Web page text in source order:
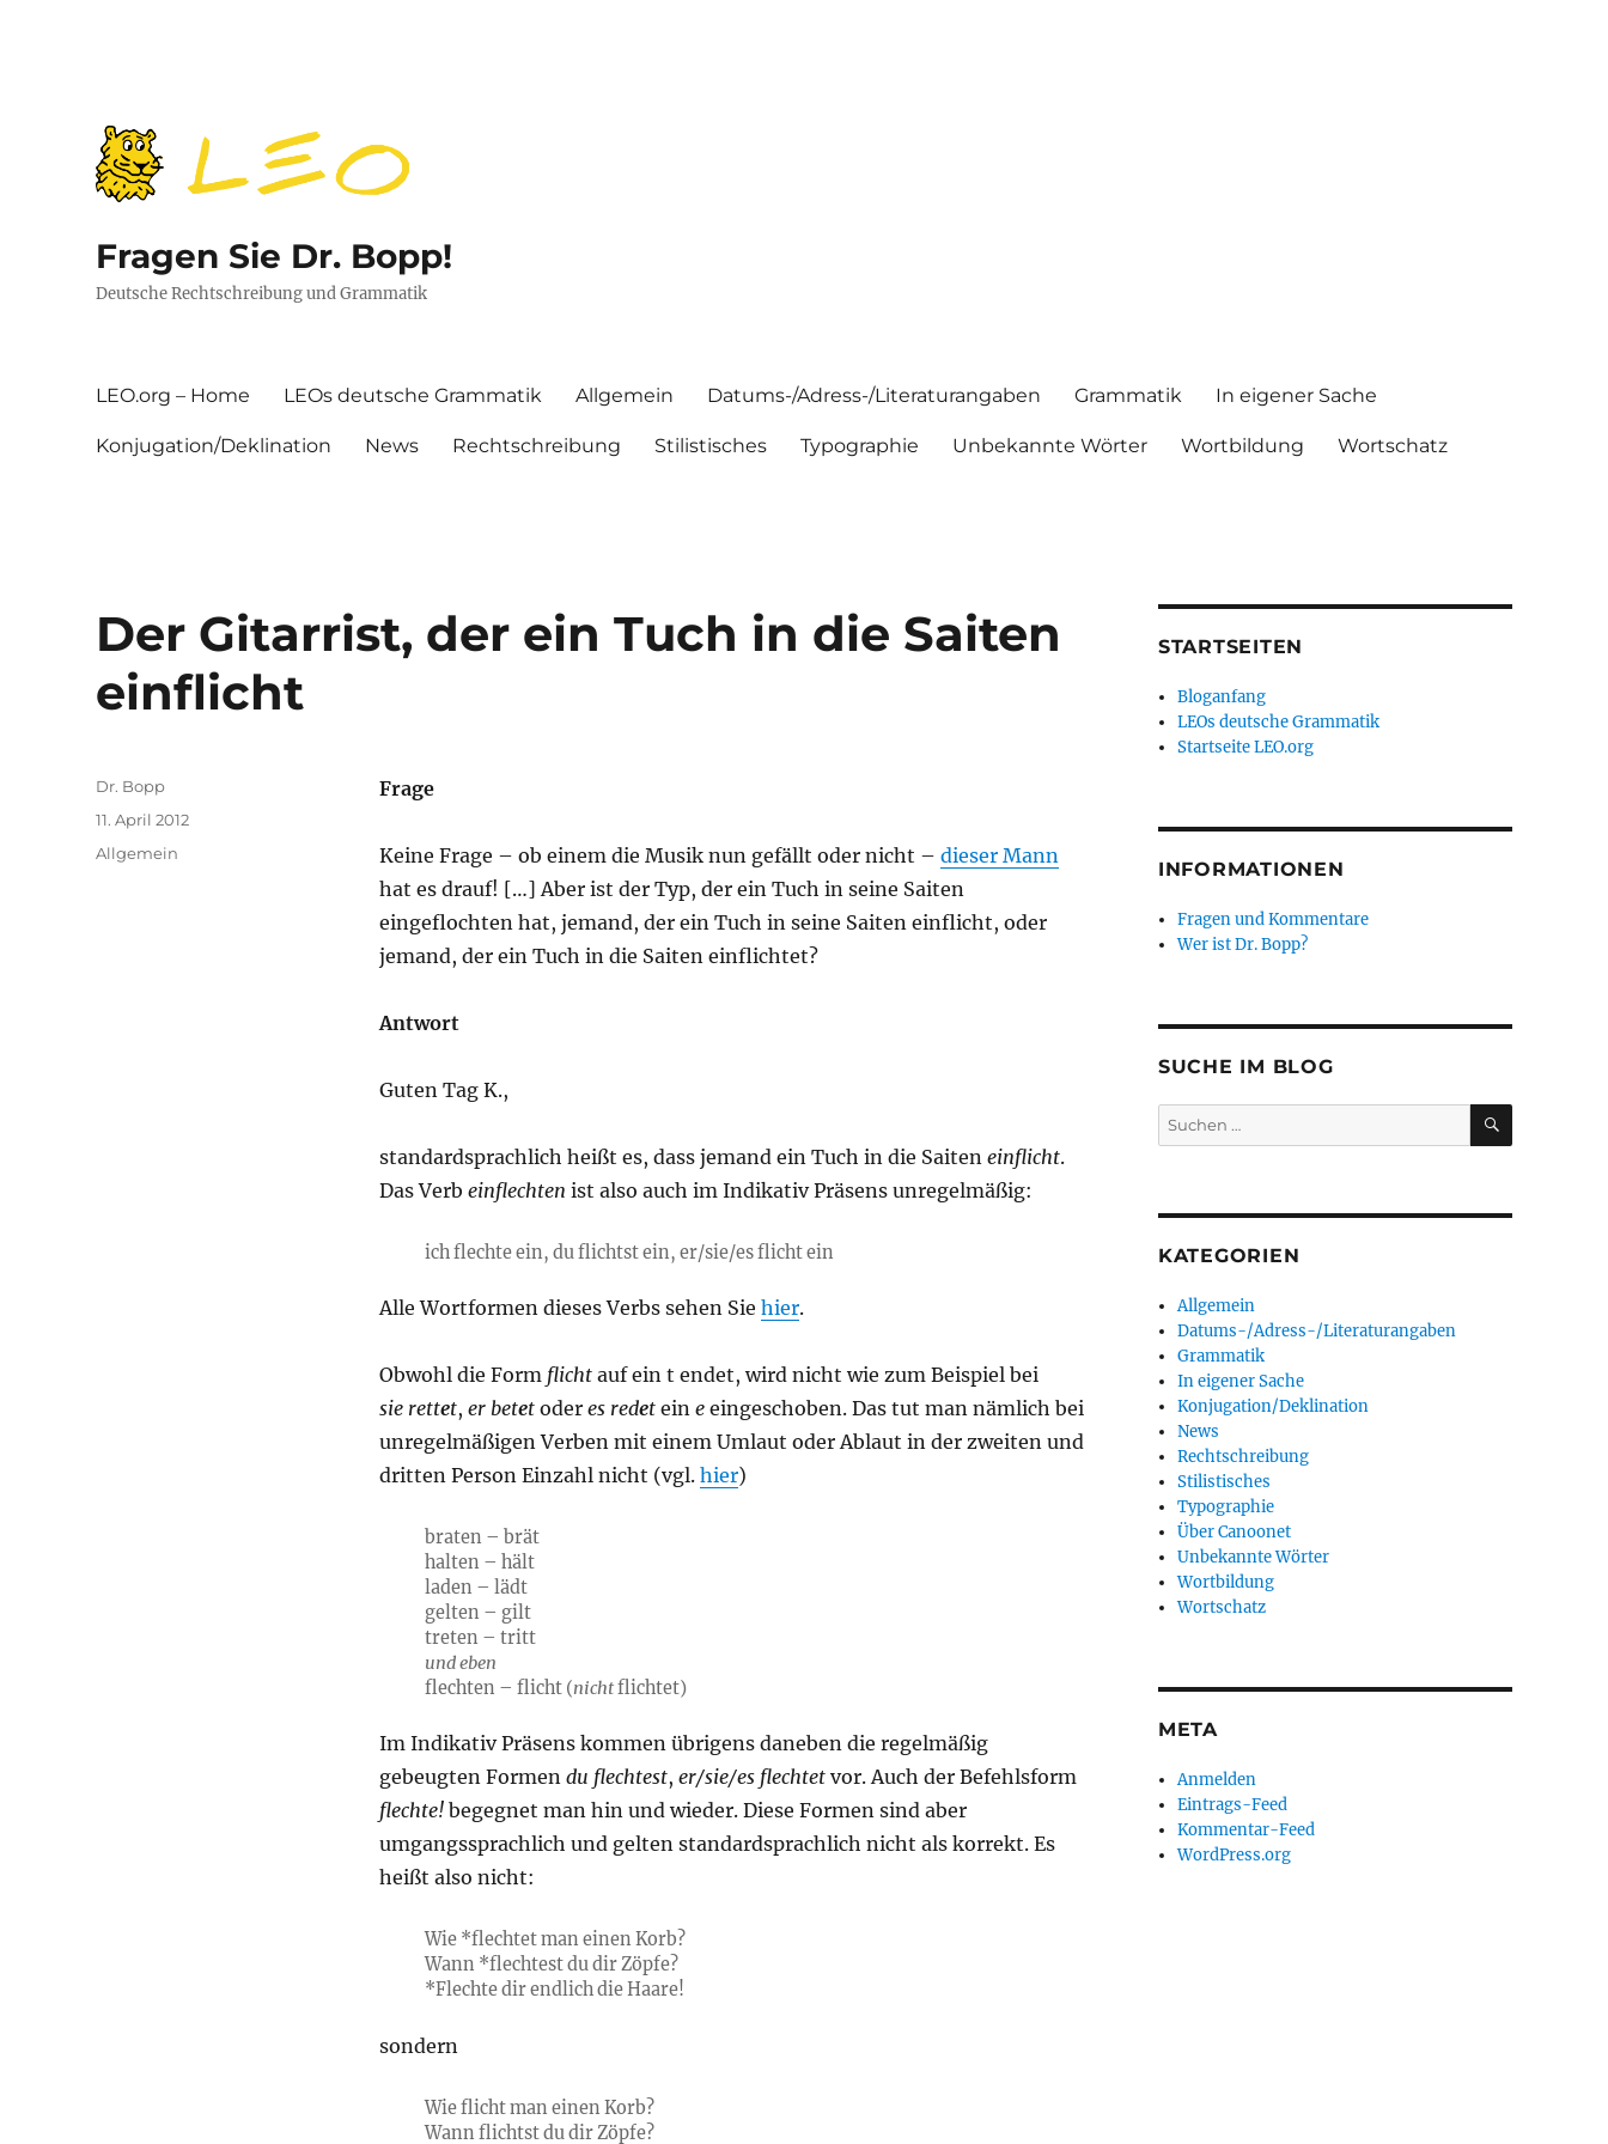
Fragen Sie Dr. Bopp!
Deutsche Rechtschreibung und Grammatik
LEO.org – Home LEOs deutsche Grammatik Allgemein Datums-/Adress-/Literaturangaben Grammatik In eigener Sache
Konjugation/Deklination News Rechtschreibung Stilistisches Typographie Unbekannte Wörter Wortbildung Wortschatz
Der Gitarrist, der ein Tuch in die Saiten
einflicht
Frage
Keine Frage – ob einem die Musik nun gefällt oder nicht – dieser Mann
hat es drauf! […] Aber ist der Typ, der ein Tuch in seine Saiten
eingeflochten hat, jemand, der ein Tuch in seine Saiten einflicht, oder
jemand, der ein Tuch in die Saiten einflichtet?
Antwort
Guten Tag K.,
standardsprachlich heißt es, dass jemand ein Tuch in die Saiten einflicht.
Das Verb einflechten ist also auch im Indikativ Präsens unregelmäßig:
ich flechte ein, du flichtst ein, er/sie/es flicht ein
Alle Wortformen dieses Verbs sehen Sie hier.
Obwohl die Form flichtauf ein t endet, wird nicht wie zum Beispiel bei
sie rettet, er betetoder es redetein eeingeschoben. Das tut man nämlich bei
unregelmäßigen Verben mit einem Umlaut oder Ablaut in der zweiten und
dritten Person Einzahl nicht (vgl. hier)
braten – brät
halten – hält
laden – lädt
gelten – gilt
treten – tritt
und eben
flechten – flicht (nichtflichtet)
Im Indikativ Präsens kommen übrigens daneben die regelmäßig
gebeugten Formen du flechtest, er/sie/es flechtetvor. Auch der Befehlsform
flechte!begegnet man hin und wieder. Diese Formen sind aber
umgangssprachlich und gelten standardsprachlich nicht als korrekt. Es
heißt also nicht:
Wie *flechtet man einen Korb?
Wann *flechtest du dir Zöpfe?
*Flechte dir endlich die Haare!
sondern
Wie flicht man einen Korb?
Wann flichtst du dir Zöpfe?
Autor
Dr. Bopp
Veröffentlicht
am
11. April 2012
Kategorien
Allgemein
STARTSEITEN
Bloganfang
LEOs deutsche Grammatik
Startseite LEO.org
INFORMATIONEN
Fragen und Kommentare
Wer ist Dr. Bopp?
SUCHE IM BLOG
Suchen
nach:
SUCHEN
KATEGORIEN
Allgemein
Datums-/Adress-/Literaturangaben
Grammatik
In eigener Sache
Konjugation/Deklination
News
Rechtschreibung
Stilistisches
Typographie
Über Canoonet
Unbekannte Wörter
Wortbildung
Wortschatz
META
Anmelden
Eintrags-Feed
Kommentar-Feed
WordPress.org